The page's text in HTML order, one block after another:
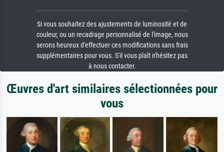
Si vous souhaitez des ajustements de luminosité et de
couleur, ou un recadrage personnalisé de l'image, nous
serons heureux d'effectuer ces modifications sans frais
supplémentaires pour vous. S'il vous plaît n'hésitez pas
à nous contacter.
Œuvres d'art similaires sélectionnées pour
vous